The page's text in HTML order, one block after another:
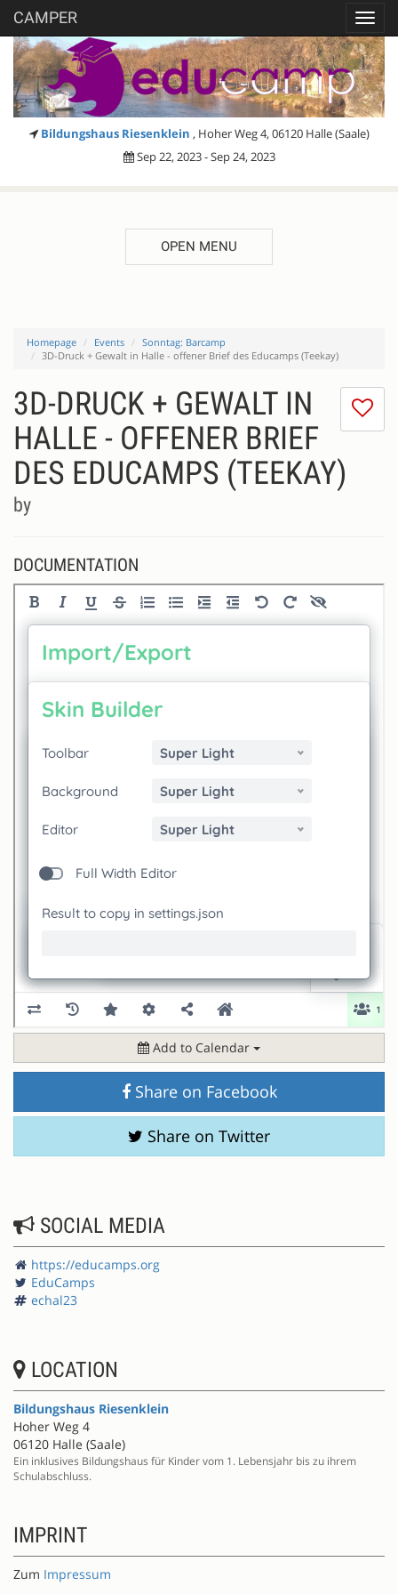
CAMPER
Bildungshaus Riesenklein , Hoher Weg 4, 06120 Halle (Saale)
Sep 22, 2023 - Sep 24, 2023
OPEN MENU
Homepage Events
Sonntag: Barcamp
3D-Druck + Gewalt in Halle - offener Brief des Educamps (Teekay)
I
3D-DRUCK + GEWALT IN
HALLE - OFFENER BRIEF
DES EDUCAMPS (TEEKAY)
by
DOCUMENTATION
Add to Calendar
Share on Facebook
Share on Twitter
SOCIAL MEDIA
https://educamps.org
EduCamps
echal23
LOCATION
Bildungshaus Riesenklein
Hoher Weg 4
06120 Halle (Saale)
Ein inklusives Bildungshaus für Kinder vom 1. Lebensjahr bis zu ihrem
Schulabschluss.
IMPRINT
Zum Impressum